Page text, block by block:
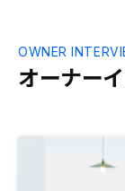
オーナー
OWNER